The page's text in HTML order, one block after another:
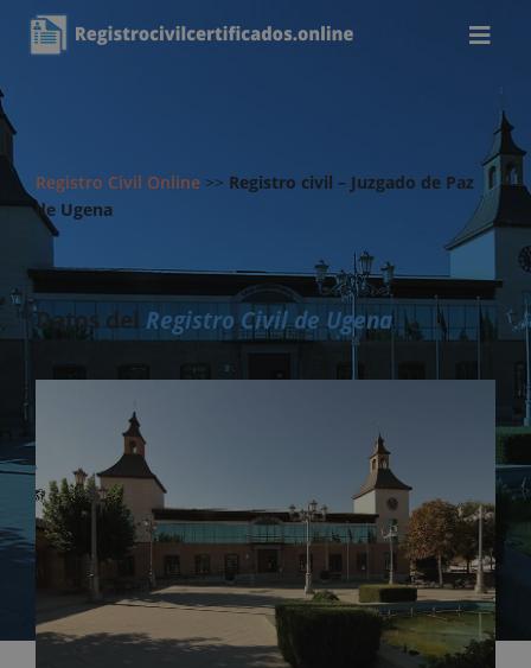
Registro Civil Online >> Registro civil – Juzgado de Paz
de Ugena
Datos del Registro Civil de Ugena